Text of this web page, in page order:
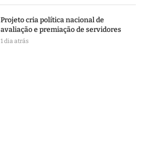
Projeto cria política nacional de
avaliação e premiação de servidores
1 dia atrás